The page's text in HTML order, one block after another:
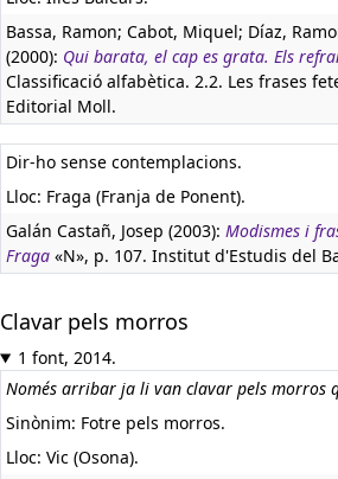
Bassa, Ramon; Cabot, Miquel; Díaz,
(2000): Qui barata, el cap es grata. Els
Classificació alfabètica. 2.2. Les frases
Editorial Moll.
Dir-ho sense contemplacions.
Lloc: Fraga (Franja de Ponent).
Galán Castañ, Josep (2003): Modismes i
Fraga «N», p. 107. Institut d'Estudis del
Clavar pels morros
1 font, 2014.
Només arribar ja li van clavar pels morros
Sinònim: Fotre pels morros.
Lloc: Vic (Osona).